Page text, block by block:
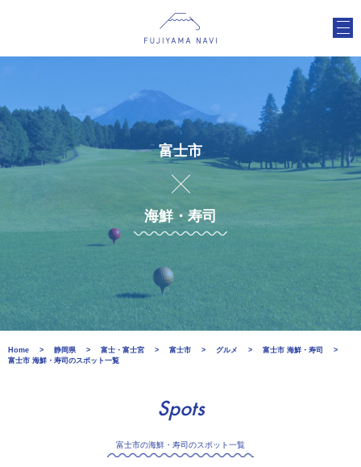
富士市
海鮮・寿司
Home 静岡県 富士・富士宮 富士市 グルメ
富士市 海鮮・寿司
富士市 海鮮・寿司のスポット一覧
Spots
富士市の海鮮・寿司のスポット一覧